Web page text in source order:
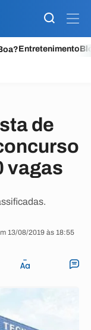
Entretenimento
de
vagas
13/08/2019 às 18:55